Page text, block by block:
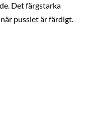
Det färgstarka
pusslet är färdigt.